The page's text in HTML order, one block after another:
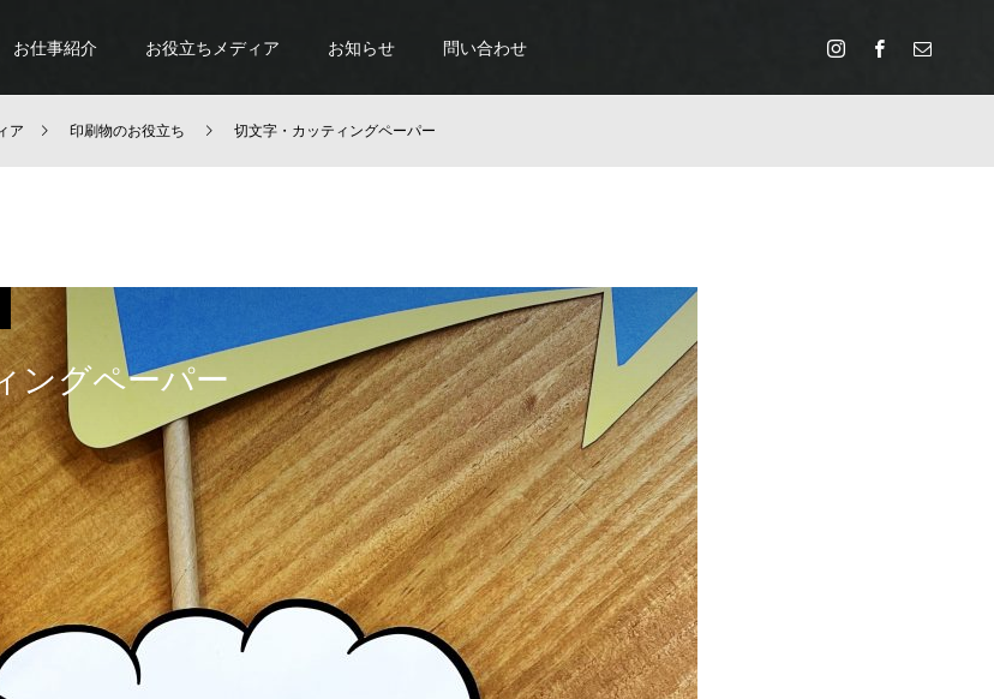
お仕事紹介 お役立ちメディア お知らせ 問い合わせ
ア 印刷物のお役立ち 切文字・カッティングペーパー
ングペーパー